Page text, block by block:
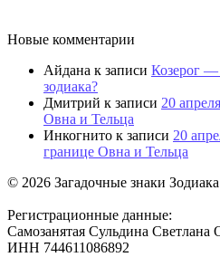
Новые комментарии
Айдана к записи Козерог —
зодиака?
Дмитрий к записи 20
Овна и Тельца
Инкогнито к записи 20
границе Овна и Тельца
© 2026 Загадочные знаки Зодиака
Регистрационные данные:
Самозанятая Сульдина Светлана
ИНН 744611086892